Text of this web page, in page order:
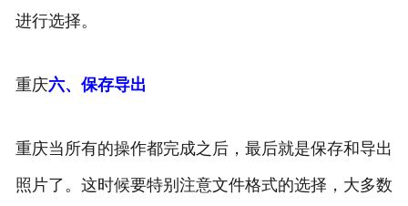
进行选择。
重庆六、保存导出
重庆当所有的操作都完成之后，最后就是保存和导出
照片了。这时候要特别注意文件格式的选择，大多数